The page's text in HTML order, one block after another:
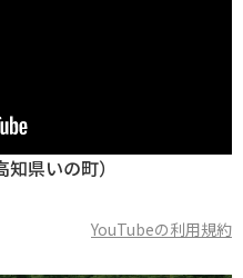
県いの町）
YouTubeの利用規約